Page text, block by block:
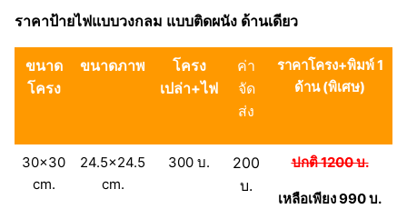
ราคาป้ายไฟแบบวงกลม แบบติดผนัง ด้านเดียว
ขนาด
โครง
ขนาดภาพ
โครง
เปล่า+ไฟ
ค่า
จัด
ส่ง
ราคาโครง+พิมพ์ 1
ด้าน (พิเศษ)
30×30
cm.
24.5×24.5
cm.
300 บ.
200
บ.
ปกติ 1200 บ.
เหลือเพียง 990 บ.